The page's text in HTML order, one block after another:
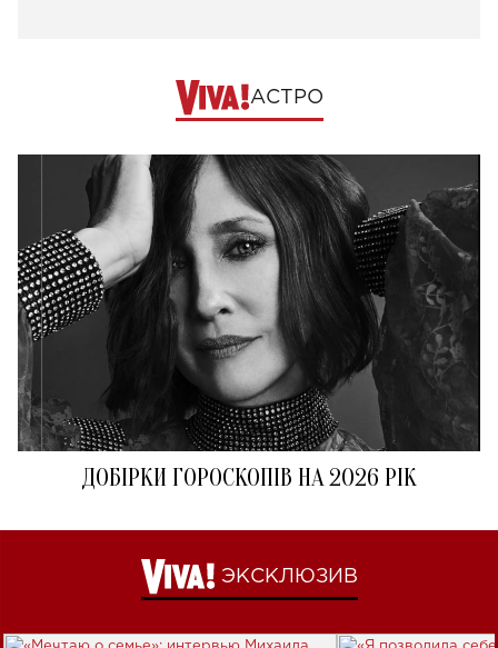
АСТРО
ДОБІРКИ ГОРОСКОПІВ НА 2026 РІК
ЭКСКЛЮЗИВ